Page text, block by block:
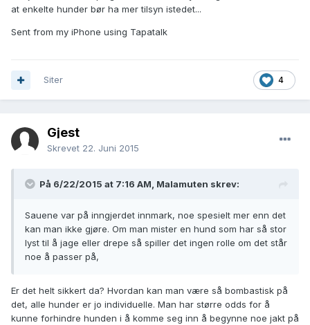
at enkelte hunder bør ha mer tilsyn istedet...
Sent from my iPhone using Tapatalk
4
Siter
Gjest
Skrevet 22. Juni 2015
På 6/22/2015 at 7:16 AM, Malamuten skrev:
Sauene var på inngjerdet innmark, noe spesielt mer enn det
kan man ikke gjøre. Om man mister en hund som har så stor
lyst til å jage eller drepe så spiller det ingen rolle om det står
noe å passer på,
Er det helt sikkert da? Hvordan kan man være så bombastisk på
det, alle hunder er jo individuelle. Man har større odds for å
kunne forhindre hunden i å komme seg inn å begynne noe jakt på